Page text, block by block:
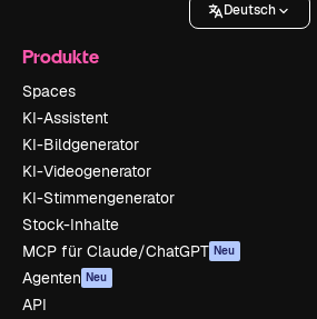
Deutsch
Produkte
Spaces
KI-Assistent
KI-Bildgenerator
KI-Videogenerator
KI-Stimmengenerator
Stock-Inhalte
MCP für Claude/ChatGPT Neu
Agenten Neu
API